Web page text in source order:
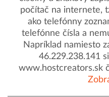
počítač na internete,
ako telefónny
telefónne čísla a
Napríklad namiesto
46.229.238.141
www.hostcreators.sk